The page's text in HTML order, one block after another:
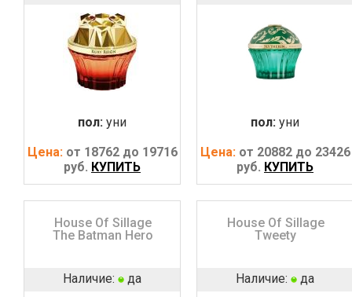
пол: уни
Цена: от 18762 до 19716
руб. КУПИТЬ
пол: уни
Цена: от 20882 до 23426
руб. КУПИТЬ
House Of Sillage
The Batman Hero
Наличие: да
House Of Sillage
Tweety
Наличие: да